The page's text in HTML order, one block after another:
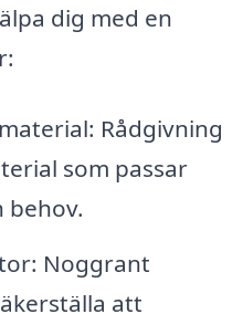
dig med en
Rådgivning
som passar
behov.
Noggrant
att